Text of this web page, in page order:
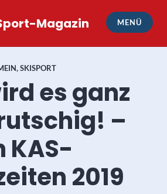
Magazin MENÜ
,SKISPORT
es ganz
–
KAS-
2019